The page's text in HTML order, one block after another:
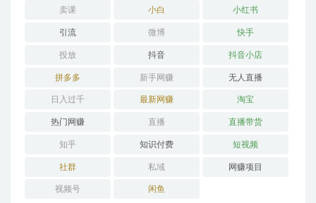
卖课 小白 小红书
引流 微博 快手
投放 抖音 抖音小店
拼多多 新手网赚 无人直播
日入过千 最新网赚 淘宝
热门网赚 直播 直播带货
知乎 知识付费 短视频
社群 私域 网赚项目
视频号 闲鱼